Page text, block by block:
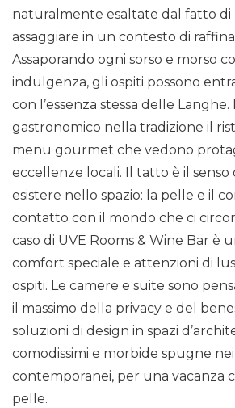
naturalmente esaltate dal fatto
assaggiare in un contesto di
Assaporando ogni sorso e morso
indulgenza, gli ospiti possono
con l’essenza stessa delle
gastronomico nella tradizione il
menu gourmet che vedono
eccellenze locali. Il tatto è il senso
esistere nello spazio: la pelle e il
contatto con il mondo che ci
caso di UVE Rooms & Wine Bar è
comfort speciale e attenzioni di
ospiti. Le camere e suite sono
il massimo della privacy e del
soluzioni di design in spazi
comodissimi e morbide spugne
contemporanei, per una vacanza
pelle.